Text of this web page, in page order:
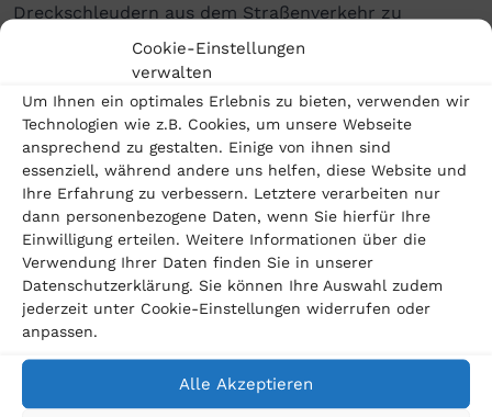
Cookie-Einstellungen
verwalten
Um Ihnen ein optimales Erlebnis zu bieten, verwenden wir
Technologien wie z.B. Cookies, um unsere Webseite
ansprechend zu gestalten. Einige von ihnen sind
essenziell, während andere uns helfen, diese Website und
Ihre Erfahrung zu verbessern. Letztere verarbeiten nur
dann personenbezogene Daten, wenn Sie hierfür Ihre
Einwilligung erteilen. Weitere Informationen über die
Verwendung Ihrer Daten finden Sie in unserer
Datenschutzerklärung. Sie können Ihre Auswahl zudem
jederzeit unter Cookie-Einstellungen widerrufen oder
anpassen.
Alle Akzeptieren
Dreckschleudern aus dem Straßenverkehr zu
bekommen. Nach wie vor haben Dieselbesitzer gute
Chancen, ihre Ansprüche im Dieselskandal geltend zu
machen. Das heißt: Der Kunde gibt sein Auto zurück
und erhält den Kaufpreis abzüglich eines
Nutzungsentgelts.«
Richtungsweisende Entscheidung des EuGH zum
Dieselskandal erwartet
In den kommenden Monaten steht eine
Gerichtshofs (EuGH) zu der Frage aus, ob in den